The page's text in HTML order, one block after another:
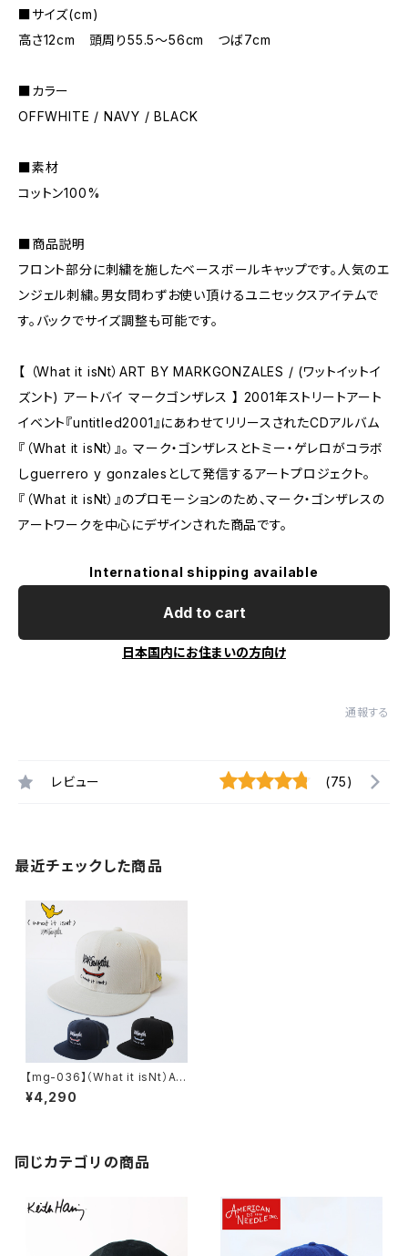
■サイズ(cm)
高さ12cm 頭周り55.5〜56cm つば7cm
■カラー
OFFWHITE / NAVY / BLACK
■素材
コットン100%
■商品説明
フロント部分に刺繍を施したベースボールキャップです。人気のエ
ンジェル刺繍。男女問わずお使い頂けるユニセックスアイテムで
す。バックでサイズ調整も可能です。
【 （What it isNt）ART BY MARKGONZALES / (ワットイットイ
ズント) アートバイ マークゴンザレス 】 2001年ストリートアート
イベント『untitled2001』にあわせてリリースされたCDアルバム
『（What it isNt）』。 マーク・ゴンザレスとトミー・ゲレロがコラボ
しguerrero y gonzalesとして発信するアートプロジェクト。
『（What it isNt）』のプロモーションのため、マーク・ゴンザレスの
アートワークを中心にデザインされた商品です。
International shipping available
Add to cart
日本国内にお住まいの方向け
通報する
レビュー (75)
最近チェックした商品
【mg-036】（What it isNt）AR
T BY MARKGONZALES ワッ
トイットイズント アートバイ マー
おしゃれ 人気 安い ブランド
¥4,290
同じカテゴリの商品